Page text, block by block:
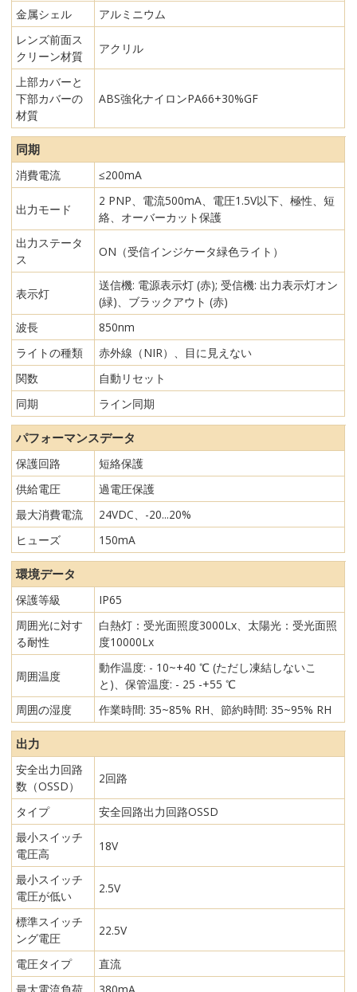
金属シェル
アルミニウム
レンズ前面ス
クリーン材質
アクリル
上部カバーと
下部カバーの
材質
ABS強化ナイロンPA66+30%GF
同期
消費電流 ≤200mA
出力モード
2 PNP、電流500mA、電圧1.5V以下、極性、短
絡、オーバーカット保護
出力ステータ
ス
ON（受信インジケータ緑色ライト）
表示灯
送信機: 電源表示灯 (赤); 受信機: 出力表示灯オン
(緑)、ブラックアウト (赤)
波長
850nm
ライトの種類
赤外線（NIR）、目に見えない
関数
自動リセット
同期
ライン同期
パフォーマンスデータ
保護回路
短絡保護
供給電圧
過電圧保護
最大消費電流
24VDC、-20...20%
ヒューズ
150mA
環境データ
保護等級
IP65
周囲光に対す
る耐性
白熱灯：受光面照度3000Lx、太陽光：受光面照
度10000Lx
周囲温度
動作温度: - 10~+40 ℃ (ただし凍結しないこ
と)、保管温度: - 25 -+55 ℃
周囲の湿度
作業時間: 35~85% RH、節約時間: 35~95% RH
出力
安全出力回路
数（OSSD）
2回路
タイプ
安全回路出力回路OSSD
最小スイッチ
電圧高
18V
最小スイッチ
電圧が低い
2.5V
標準スイッチ
ング電圧
22.5V
電圧タイプ
直流